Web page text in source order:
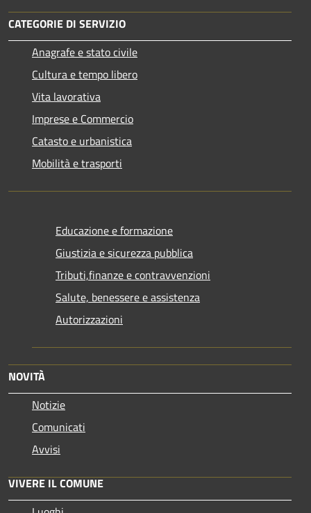
CATEGORIE DI SERVIZIO
Anagrafe e stato civile
Cultura e tempo libero
Vita lavorativa
Imprese e Commercio
Catasto e urbanistica
Mobilità e trasporti
Educazione e formazione
Giustizia e sicurezza pubblica
Tributi,finanze e contravvenzioni
Salute, benessere e assistenza
Autorizzazioni
NOVITÀ
Notizie
Comunicati
Avvisi
VIVERE IL COMUNE